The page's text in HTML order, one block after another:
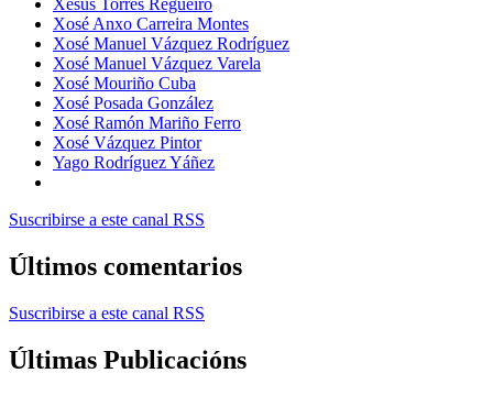
Xesús Torres Regueiro
Xosé Anxo Carreira Montes
Xosé Manuel Vázquez Rodríguez
Xosé Manuel Vázquez Varela
Xosé Mouriño Cuba
Xosé Posada González
Xosé Ramón Mariño Ferro
Xosé Vázquez Pintor
Yago Rodríguez Yáñez
Suscribirse a este canal RSS
Últimos comentarios
Suscribirse a este canal RSS
Últimas Publicacións